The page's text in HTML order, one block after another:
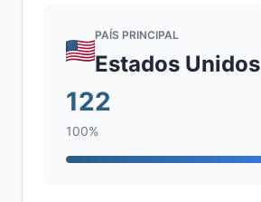
PAÍS PRINCIPAL
Estados Unidos
122
100%